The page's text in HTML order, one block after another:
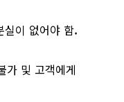
이 없어야 함.
및 고객에게